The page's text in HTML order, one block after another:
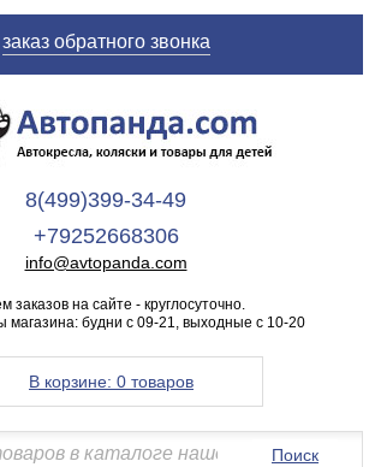
заказ обратного звонка
8(499)399-34-49
+79252668306
info@avtopanda.com
заказов на сайте - круглосуточно.
магазина: будни с 09-21, выходные с 10-20
В корзине: 0 товаров
Поиск